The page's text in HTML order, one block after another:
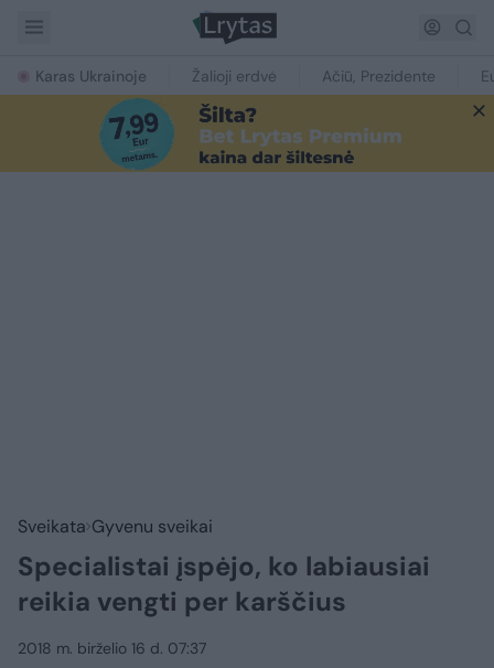
Karas Ukrainoje Žalioji erdvė Ačiū, Prezidente
Sveikata Gyvenu sveikai
Specialistai įspėjo, ko labiausiai
reikia vengti per karščius
2018 m. birželio 16 d. 07:37